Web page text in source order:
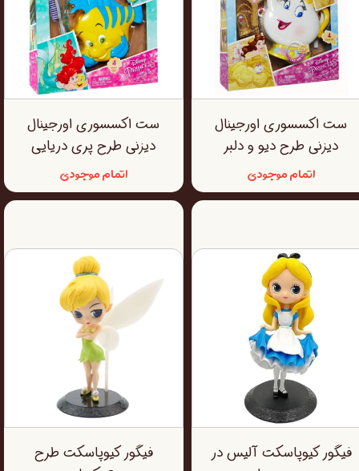
ست اکسسوری اورجینال
دیزنی طرح دیو و دلبر
اتمام موجودی
ست اکسسوری اورجینال
دیزنی طرح پری دریایی
اتمام موجودی
فیگور کیوپاسکت آلیس در
فیگور کیوپاسکت طرح